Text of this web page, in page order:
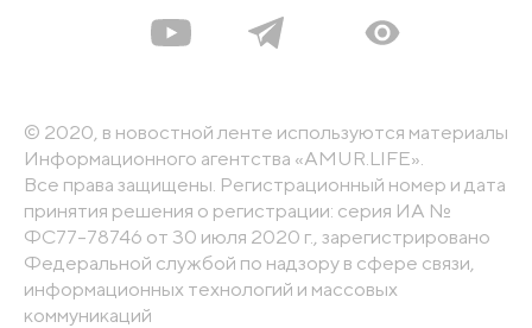
© 2020, в новостной ленте используются материалы
Информационного агентства «AMUR.LIFE».
Все права защищены. Регистрационный номер и дата
принятия решения о регистрации: серия ИА №
ФС77-78746 от 30 июля 2020 г., зарегистрировано
Федеральной службой по надзору в сфере связи,
информационных технологий и массовых
коммуникаций